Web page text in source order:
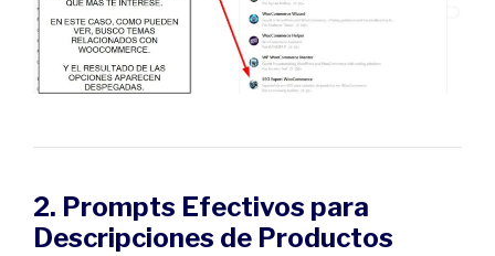
2. Prompts Efectivos para
Descripciones de Productos